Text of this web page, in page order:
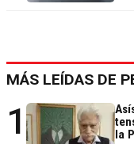
MÁS LEÍDAS DE
1
la